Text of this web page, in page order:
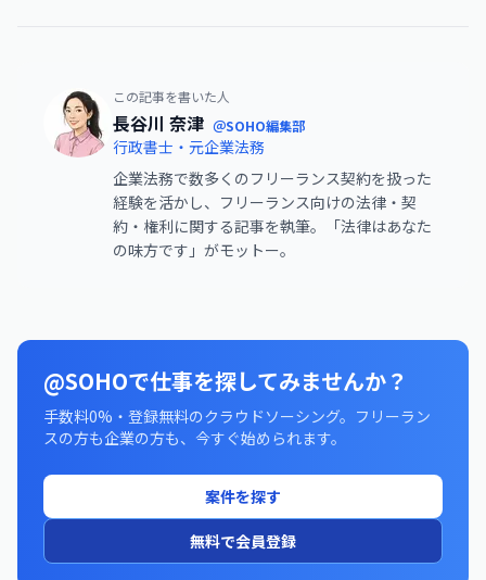
この記事を書いた人
長谷川 奈津 ＠SOHO編集部
行政書士・元企業法務
企業法務で数多くのフリーランス契約を扱った
経験を活かし、フリーランス向けの法律・契
約・権利に関する記事を執筆。「法律はあなた
の味方です」がモットー。
@SOHOで仕事を探してみませんか？
手数料0%・登録無料のクラウドソーシング。フリーラン
スの方も企業の方も、今すぐ始められます。
案件を探す
無料で会員登録